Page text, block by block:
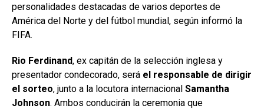
personalidades destacadas de varios deportes de
América del Norte y del fútbol mundial, según informó la
FIFA.
Rio Ferdinand, ex capitán de la selección inglesa y
presentador condecorado, será el responsable de dirigir
el sorteo, junto a la locutora internacional Samantha
Johnson. Ambos conducirán la ceremonia que